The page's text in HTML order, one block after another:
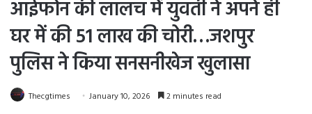
आईफोन की लालच में युवती ने अपने ही
घर में की 51 लाख की चोरी…जशपुर
पुलिस ने किया सनसनीखेज खुलासा
Thecgtimes January 10, 2026 2 minutes read